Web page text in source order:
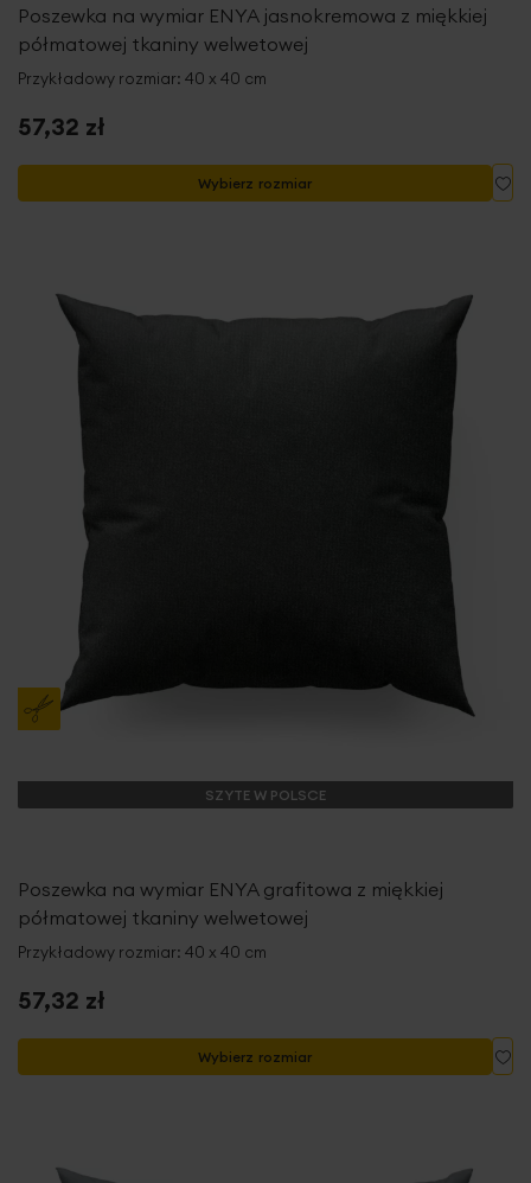
Poszewka na wymiar ENYA jasnokremowa z miękkiej
półmatowej tkaniny welwetowej
Przykładowy rozmiar: 40 x 40 cm
57,32 zł
Wybierz rozmiar
SZYTE W POLSCE
Poszewka na wymiar ENYA grafitowa z miękkiej
półmatowej tkaniny welwetowej
Przykładowy rozmiar: 40 x 40 cm
57,32 zł
Wybierz rozmiar